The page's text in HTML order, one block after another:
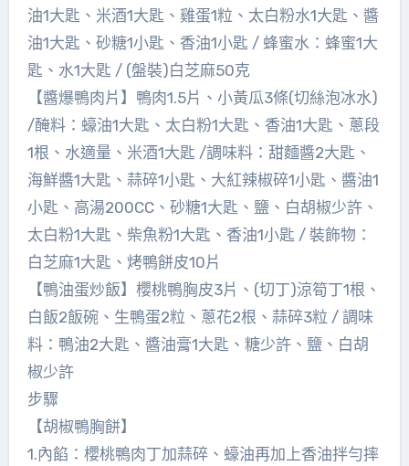
油1大匙、米酒1大匙、雞蛋1粒、太白粉水1大匙、醬
油1大匙、砂糖1小匙、香油1小匙 / 蜂蜜水：蜂蜜1大
匙、水1大匙 / (盤裝)白芝麻50克
【醬爆鴨肉片】鴨肉1.5片、小黃瓜3條(切絲泡冰水)
/醃料：蠔油1大匙、太白粉1大匙、香油1大匙、蔥段
1根、水適量、米酒1大匙 /調味料：甜麵醬2大匙、
海鮮醬1大匙、蒜碎1小匙、大紅辣椒碎1小匙、醬油1
小匙、高湯200CC、砂糖1大匙、鹽、白胡椒少許、
太白粉1大匙、柴魚粉1大匙、香油1小匙 / 裝飾物：
白芝麻1大匙、烤鴨餅皮10片
【鴨油蛋炒飯】櫻桃鴨胸皮3片、(切丁)涼筍丁1根、
白飯2飯碗、生鴨蛋2粒、蔥花2根、蒜碎3粒 / 調味
料：鴨油2大匙、醬油膏1大匙、糖少許、鹽、白胡
椒少許
步驟
【胡椒鴨胸餅】
1.內餡：櫻桃鴨肉丁加蒜碎、蠔油再加上香油拌勻摔